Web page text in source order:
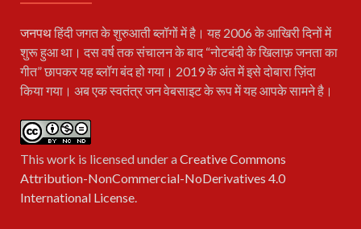
जनपथहिंदी जगत के शुरुआती ब्लॉगों में है। यह 2006 के आखिरी दिनों में
शुरू हुआ था। दस वर्ष तक संचालन के बाद “नोटबंदी के खिलाफ़ जनता का
गीत” छापकर यह ब्लॉग बंद हो गया। 2019 के अंत में इसे दोबारा ज़िंदा
किया गया। अब एक स्वतंत्र जन वेबसाइट के रूप में यह आपके सामने है।
This work is licensed under aCreative Commons
Attribution-NonCommercial-NoDerivatives 4.0
International License.